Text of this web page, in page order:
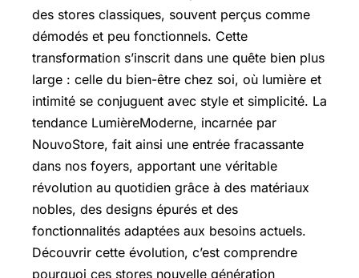
des stores classiques, souvent perçus comme
démodés et peu fonctionnels. Cette
transformation s’inscrit dans une quête bien plus
large : celle du bien-être chez soi, où lumière et
intimité se conjuguent avec style et simplicité. La
tendance LumièreModerne, incarnée par
NouvoStore, fait ainsi une entrée fracassante
dans nos foyers, apportant une véritable
révolution au quotidien grâce à des matériaux
nobles, des designs épurés et des
fonctionnalités adaptées aux besoins actuels.
Découvrir cette évolution, c’est comprendre
pourquoi ces stores nouvelle génération